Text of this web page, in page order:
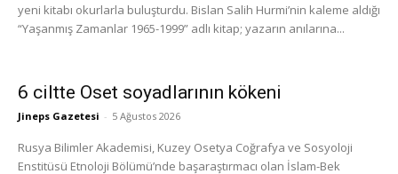
yeni kitabı okurlarla buluşturdu. Bislan Salih Hurmi’nin kaleme aldığı
“Yaşanmış Zamanlar 1965-1999” adlı kitap; yazarın anılarına...
6 ciltte Oset soyadlarının kökeni
Jineps Gazetesi - 5 Ağustos 2026
Rusya Bilimler Akademisi, Kuzey Osetya Coğrafya ve Sosyoloji
Enstitüsü Etnoloji Bölümü’nde başaraştırmacı olan İslam-Bek